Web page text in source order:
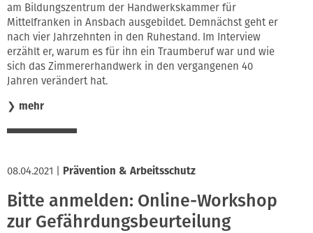
am Bildungszentrum der Handwerkskammer für
Mittelfranken in Ansbach ausgebildet. Demnächst geht er
nach vier Jahrzehnten in den Ruhestand. Im Interview
erzählt er, warum es für ihn ein Traumberuf war und wie
sich das Zimmererhandwerk in den vergangenen 40
Jahren verändert hat.
❯ mehr
08.04.2021 Prävention & Arbeitsschutz
Bitte anmelden: Online-Workshop
zur Gefährdungsbeurteilung